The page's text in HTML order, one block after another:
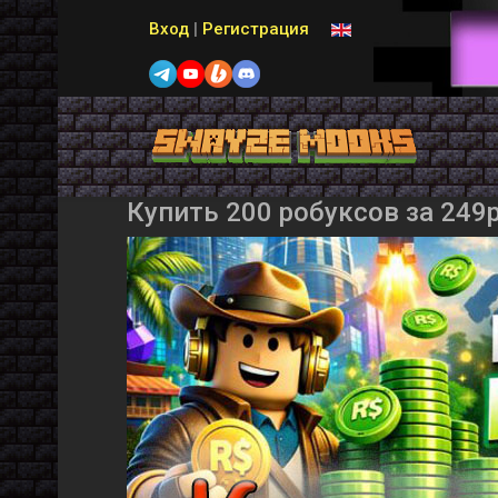
Вход | Регистрация Выберите язык
Купить 200 робуксов за